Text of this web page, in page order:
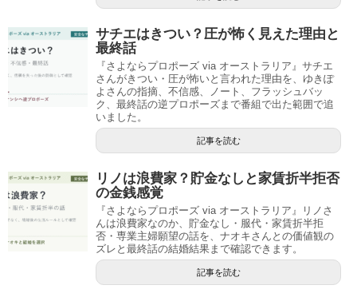
サチエはきつい？圧が怖く見えた理由と
最終話
『さよならプロポーズ via オーストラリア』サチエ
さんがきつい・圧が怖いと言われた理由を、ゆきぽ
よさんの指摘、不信感、ノート、フラッシュバッ
ク、最終話の逆プロポーズまで番組で出た範囲で追
いました。
記事を読む
リノは浪費家？貯金なしと家賃折半拒否
の金銭感覚
『さよならプロポーズ via オーストラリア』リノさ
んは浪費家なのか、貯金なし・服代・家賃折半拒
否・専業主婦願望の話を、ナオキさんとの価値観の
ズレと最終話の結婚結果まで確認できます。
記事を読む